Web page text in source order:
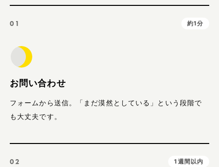
01 約1分
お問い合わせ
フォームから送信。「まだ漠然としている」という段階で
も大丈夫です。
02 1週間以内